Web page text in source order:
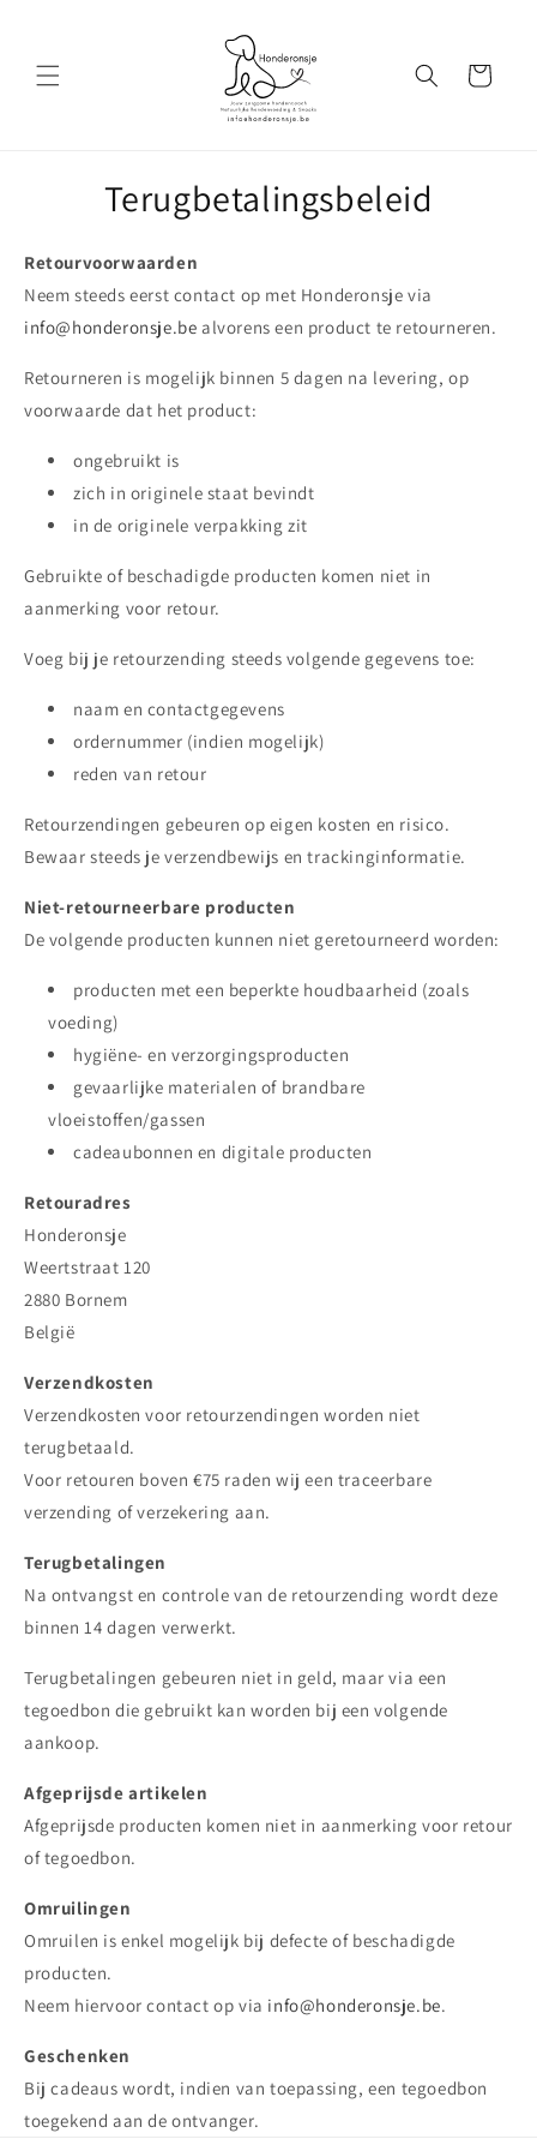
Winkelwagen
Terugbetalingsbeleid
Retourvoorwaarden
Neem steeds eerst contact op met Honderonsje via
info@honderonsje.be alvorens een product te retourneren.
Retourneren is mogelijk binnen 5 dagen na levering, op
voorwaarde dat het product:
ongebruikt is
zich in originele staat bevindt
in de originele verpakking zit
Gebruikte of beschadigde producten komen niet in
aanmerking voor retour.
Voeg bij je retourzending steeds volgende gegevens toe:
naam en contactgegevens
ordernummer (indien mogelijk)
reden van retour
Retourzendingen gebeuren op eigen kosten en risico.
Bewaar steeds je verzendbewijs en trackinginformatie.
Niet-retourneerbare producten
De volgende producten kunnen niet geretourneerd worden:
producten met een beperkte houdbaarheid (zoals
voeding)
hygiëne- en verzorgingsproducten
gevaarlijke materialen of brandbare
vloeistoffen/gassen
cadeaubonnen en digitale producten
Retouradres
Honderonsje
Weertstraat 120
2880 Bornem
België
Verzendkosten
Verzendkosten voor retourzendingen worden niet
terugbetaald.
Voor retouren boven €75 raden wij een traceerbare
verzending of verzekering aan.
Terugbetalingen
Na ontvangst en controle van de retourzending wordt deze
binnen 14 dagen verwerkt.
Terugbetalingen gebeuren niet in geld, maar via een
tegoedbon die gebruikt kan worden bij een volgende
aankoop.
Afgeprijsde artikelen
Afgeprijsde producten komen niet in aanmerking voor retour
of tegoedbon.
Omruilingen
Omruilen is enkel mogelijk bij defecte of beschadigde
producten.
Neem hiervoor contact op via info@honderonsje.be.
Geschenken
Bij cadeaus wordt, indien van toepassing, een tegoedbon
toegekend aan de ontvanger.